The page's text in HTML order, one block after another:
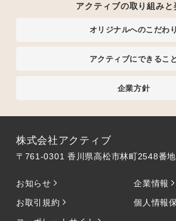
アクティブの取り組みと
オリジナルへのこだわり
アクティブにできること
企業方針
株式会社アクティブ
〒761-0301 香川県高松市林町2548番地
お知らせ
企業情報
お取引規約
個人情報